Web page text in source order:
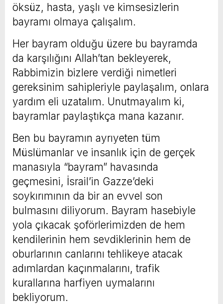
öksüz, hasta, yaşlı ve kimsesizlerin
bayramı olmaya çalışalım.
Her bayram olduğu üzere bu bayramda
da karşılığını Allah’tan bekleyerek,
Rabbimizin bizlere verdiği nimetleri
gereksinim sahipleriyle paylaşalım, onlara
yardım eli uzatalım. Unutmayalım ki,
bayramlar paylaştıkça mana kazanır.
Ben bu bayramın ayrıyeten tüm
Müslümanlar ve insanlık için de gerçek
manasıyla “bayram” havasında
geçmesini, İsrail’in Gazze’deki
soykırımının da bir an evvel son
bulmasını diliyorum. Bayram hasebiyle
yola çıkacak şoförlerimizden de hem
kendilerinin hem sevdiklerinin hem de
oburlarının canlarını tehlikeye atacak
adımlardan kaçınmalarını, trafik
kurallarına harfiyen uymalarını
bekliyorum.